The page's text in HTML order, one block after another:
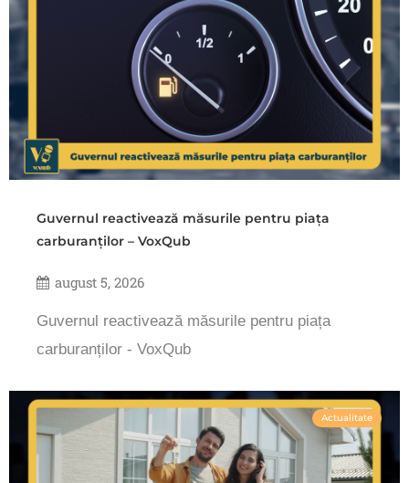
Guvernul reactivează măsurile pentru piața
carburanților – VoxQub
august 5, 2026
Guvernul reactivează măsurile pentru piața
carburanților - VoxQub
Actualitate